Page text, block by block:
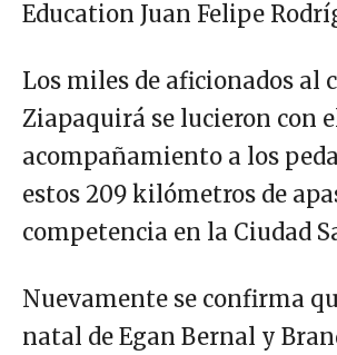
Education Juan Felipe
Los miles de aficionados al
Ziapaquirá se lucieron con
acompañamiento a los
estos 209 kilómetros de
competencia en la Ciudad
Nuevamente se confirma
natal de Egan Bernal y